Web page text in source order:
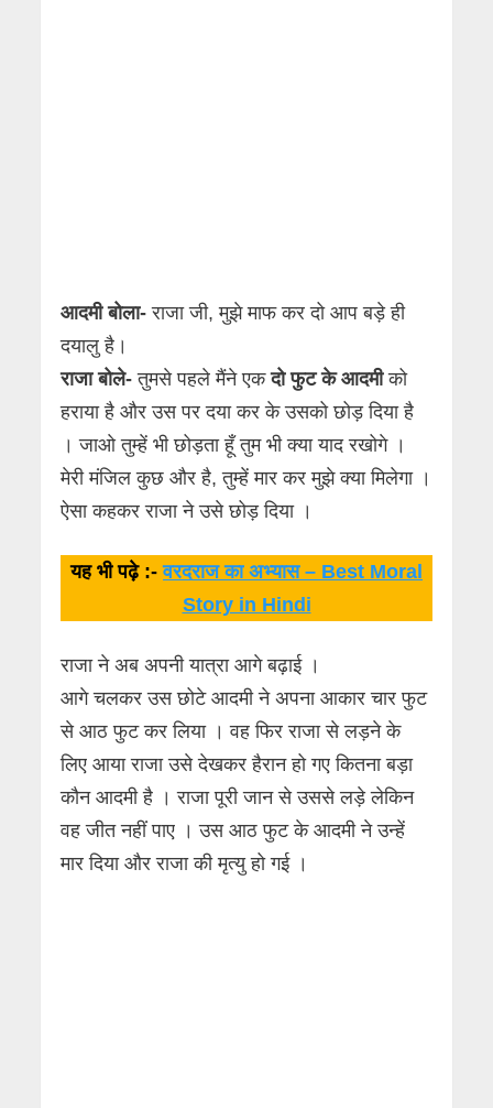
आदमी बोला- राजा जी, मुझे माफ कर दो आप बड़े ही
दयालु है।
राजा बोले- तुमसे पहले मैंने एकदो फुट के आदमीको
हराया है और उस पर दया कर के उसको छोड़ दिया है
। जाओ तुम्हें भी छोड़ता हूँ तुम भी क्या याद रखोगे ।
मेरी मंजिल कुछ और है, तुम्हें मार कर मुझे क्या मिलेगा ।
ऐसा कहकर राजा ने उसे छोड़ दिया ।
यह भी पढ़े :-वरदराज का अभ्यास – Best Moral
Story in Hindi
राजा ने अब अपनी यात्रा आगे बढ़ाई ।
आगे चलकर उस छोटे आदमी ने अपना आकार चार फुट
से आठ फुट कर लिया । वह फिर राजा से लड़ने के
लिए आया राजा उसे देखकर हैरान हो गए कितना बड़ा
कौन आदमी है । राजा पूरी जान से उससे लड़े लेकिन
वह जीत नहीं पाए । उस आठ फुट के आदमी ने उन्हें
मार दिया और राजा की मृत्यु हो गई ।